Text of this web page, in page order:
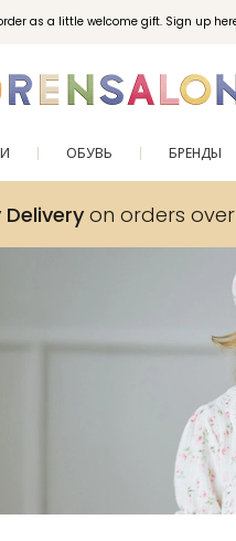
as a little welcome gift. Sign up
ОБУВЬ БРЕНДЫ
Deliveryon orders over